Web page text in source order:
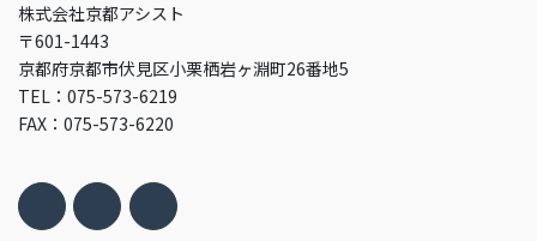
株式会社京都アシスト
〒601-1443
京都府京都市伏見区小栗栖岩ヶ淵町26番地5
TEL：075-573-6219
FAX：075-573-6220